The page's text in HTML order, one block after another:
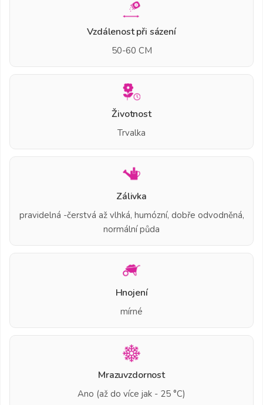
Vzdálenost při sázení
50-60 CM
Životnost
Trvalka
Zálivka
pravidelná -čerstvá až vlhká, humózní, dobře odvodněná,
normální půda
Hnojení
mírné
Mrazuvzdornost
Ano (až do více jak - 25 °C)